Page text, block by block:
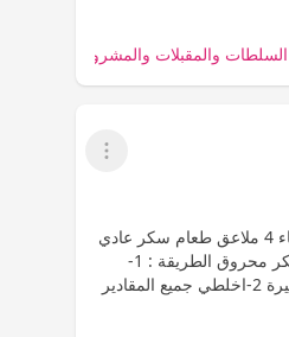
السلطات والمقبلات والمشروبات
عرض القائمة
المقادير : 11 ملعقة طعام حليب بودرة 2 كاسة ماء 4 ملاعق طعام سكر عادي
3 بيضات 1ملعقة صغيرة فانيليا 5 ملاعق طعام سكر محروق الطريقة : 1-
ضعي السكر المحروق في أسفل صينية تيفال صغيرة 2-اخلطي جميع المقادير